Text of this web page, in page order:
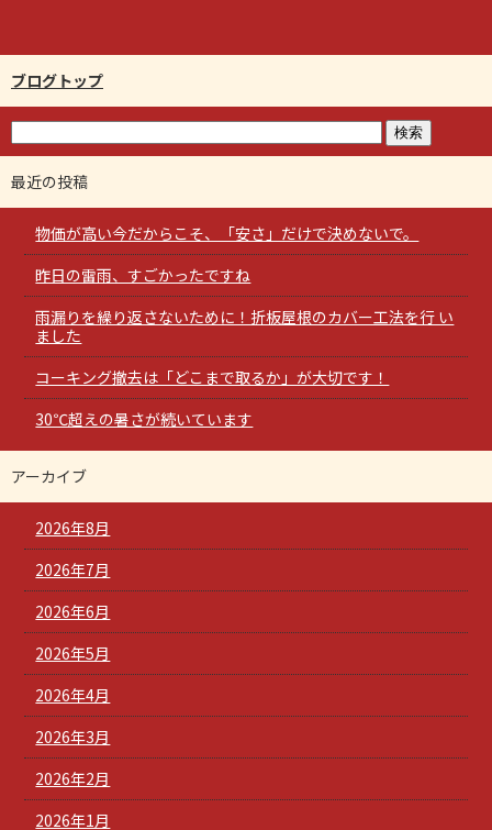
ブログトップ
最近の投稿
物価が高い今だからこそ、「安さ」だけで決めないで。
昨日の雷雨、すごかったですね
雨漏りを繰り返さないために！折板屋根のカバー工法を行 い
ました
コーキング撤去は「どこまで取るか」が大切です！
30℃超えの暑さが続いています
アーカイブ
2026年8月
2026年7月
2026年6月
2026年5月
2026年4月
2026年3月
2026年2月
2026年1月